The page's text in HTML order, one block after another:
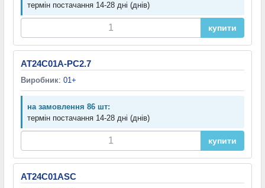
термін постачання 14-28 дні (днів)
купити
AT24C01A-PC2.7
Виробник: 01+
на замовлення 86 шт:
термін постачання 14-28 дні (днів)
купити
AT24C01ASC